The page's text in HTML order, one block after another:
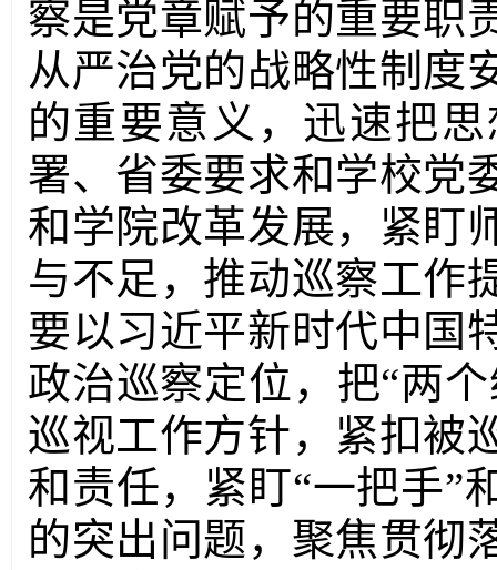
察是党章赋予的重要职
从严治党的战略性制度
的重要意义，迅速把
署、省委要求和学校党
和学院改革发展，紧盯
与不足，推动巡察工作
要以习近平新时代中国
政治巡察定位，把“两
巡视工作方针，紧扣被
和责任，紧盯“一把手”
的突出问题，聚焦贯彻